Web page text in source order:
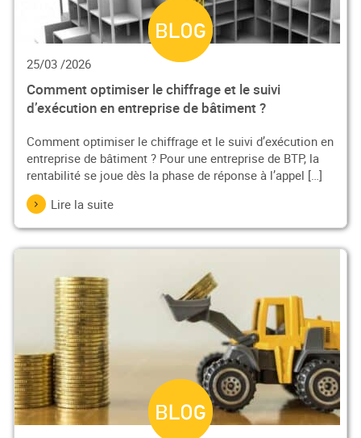
25/03 /2026
Comment optimiser le chiffrage et le suivi
d’exécution en entreprise de bâtiment ?
Comment optimiser le chiffrage et le suivi d’exécution en
entreprise de bâtiment ? Pour une entreprise de BTP, la
rentabilité se joue dès la phase de réponse à l’appel […]
Lire la suite